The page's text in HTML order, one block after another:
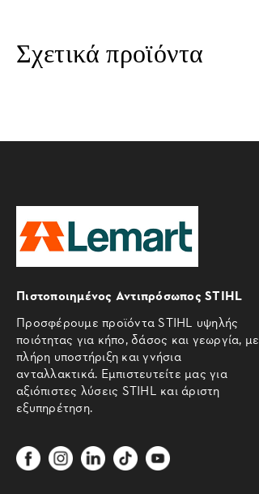
Σχετικά προϊόντα
Πιστοποιημένος Αντιπρόσωπος STIHL
Προσφέρουμε προϊόντα STIHL υψηλής
ποιότητας για κήπο, δάσος και γεωργία, με
πλήρη υποστήριξη και γνήσια
ανταλλακτικά. Εμπιστευτείτε μας για
αξιόπιστες λύσεις STIHL και άριστη
εξυπηρέτηση.